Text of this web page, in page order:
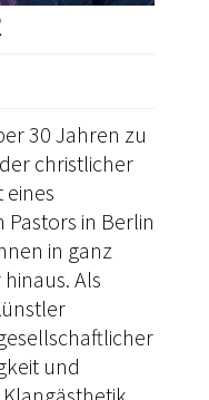
30 Jahren zu
christlicher
eines
in Berlin
in ganz
Als
und